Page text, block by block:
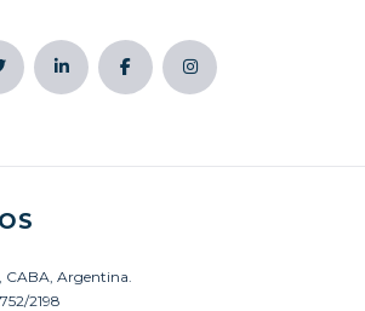
CABA, Argentina.
2198